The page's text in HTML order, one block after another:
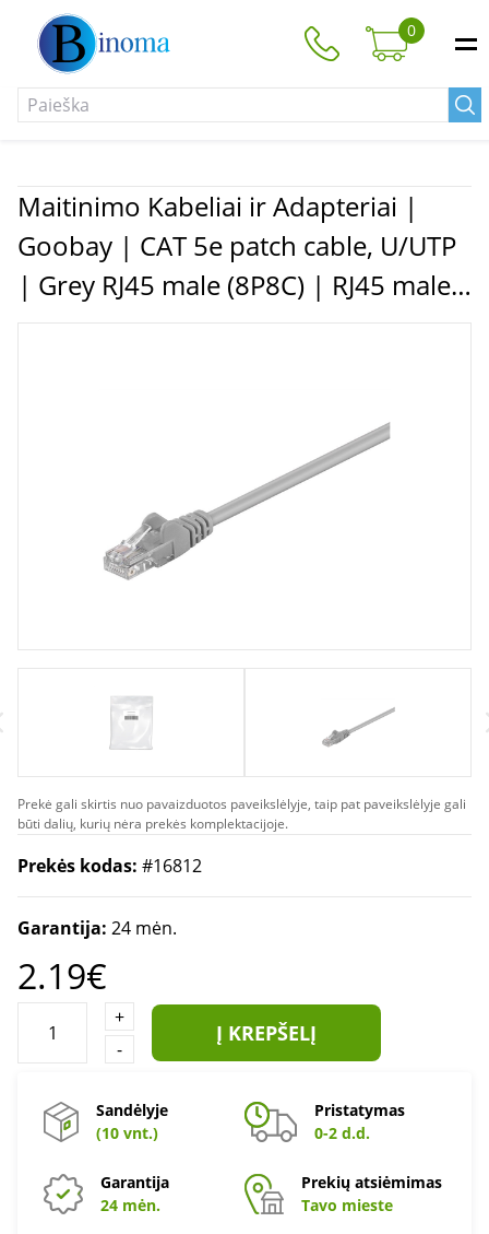
0
Maitinimo Kabeliai ir Adapteriai |
Goobay | CAT 5e patch cable, U/UTP
| Grey RJ45 male (8P8C) | RJ45 male
(8P8C)
Prekė gali skirtis nuo pavaizduotos paveikslėlyje, taip pat paveikslėlyje gali
būti dalių, kurių nėra prekės komplektacijoje.
Prekės kodas: #16812
Garantija: 24 mėn.
2.19€
+
-
Į KREPŠELĮ
Sandėlyje
(10 vnt.)
Pristatymas
0-2 d.d.
Garantija
24 mėn.
Prekių atsiėmimas
Tavo mieste